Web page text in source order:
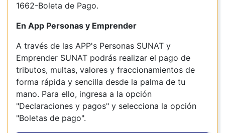
1662-Boleta de Pago.
En App Personas y Emprender
A través de las APP's Personas SUNAT y
Emprender SUNAT podrás realizar el pago de
tributos, multas, valores y fraccionamientos de
forma rápida y sencilla desde la palma de tu
mano. Para ello, ingresa a la opción
"Declaraciones y pagos" y selecciona la opción
"Boletas de pago".